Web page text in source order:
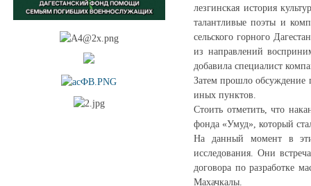
лезгинская история
талантливые поэты и
сельского горного
из направлений
добавила специалист
Затем прошло обсуждение
иных пунктов.
Стоить отметить, что
фонда «Умуд», который
На данный момент в
исследования. Они
договора по разработке
Махачкалы.